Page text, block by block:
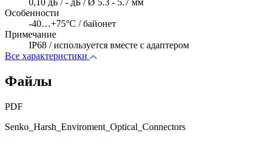
Особенности
-40…+75°C / байонет
Примечание
IP68 / используется вместе с адаптером
Все характеристики
Файлы
PDF
Senko_Harsh_Enviroment_Optical_Connectors